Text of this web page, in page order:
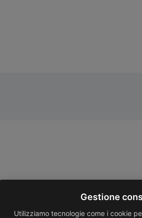
Gestione
Utilizziamo tecnologie come i cookie